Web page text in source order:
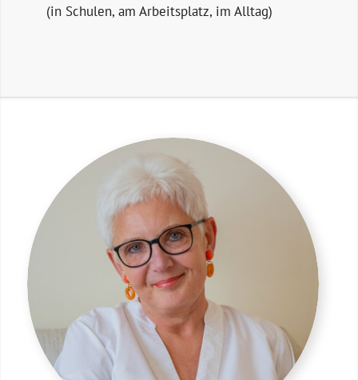
(in Schulen, am Arbeitsplatz, im Alltag)